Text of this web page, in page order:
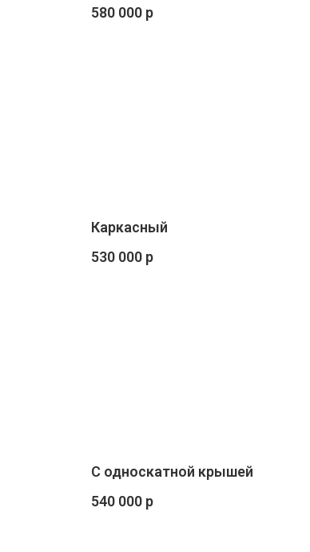
580 000 р
Каркасный
530 000 р
С односкатной крышей
540 000 р